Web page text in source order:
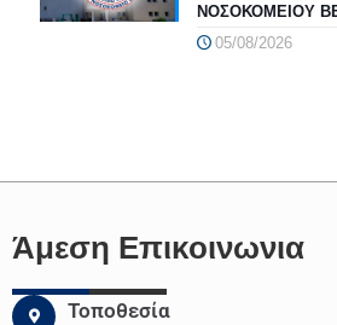
ΝΟΣΟΚΟΜΕΙΟΥ
05/08/2026
Άμεση Επικοινωνια
Τοποθεσία